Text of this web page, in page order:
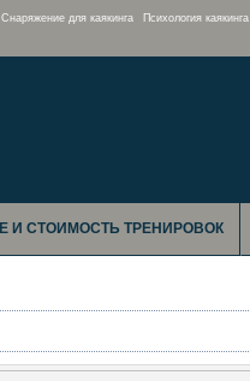
Снаряжение для каякинга Психология каякинга
И СТОИМОСТЬ ТРЕНИРОВОК